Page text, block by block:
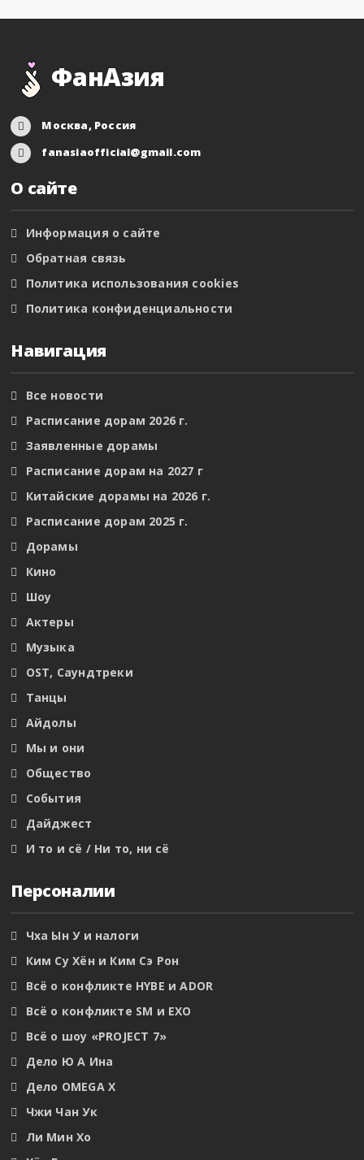
ФанАзия
Москва, Россия
fanasiaofficial@gmail.com
О сайте
Информация о сайте
Обратная связь
Политика использования cookies
Политика конфиденциальности
Навигация
Все новости
Расписание дорам 2026 г.
Заявленные дорамы
Расписание дорам на 2027 г
Китайские дорамы на 2026 г.
Расписание дорам 2025 г.
Дорамы
Кино
Шоу
Актеры
Музыка
OST, Саундтреки
Танцы
Айдолы
Мы и они
Общество
События
Дайджест
И то и сё / Ни то, ни сё
Персоналии
Чха Ын У и налоги
Ким Су Хён и Ким Сэ Рон
Всё о конфликте HYBE и ADOR
Всё о конфликте SM и EXO
Всё о шоу «PROJECT 7»
Дело Ю А Ина
Дело OMEGA X
Чжи Чан Ук
Ли Мин Хо